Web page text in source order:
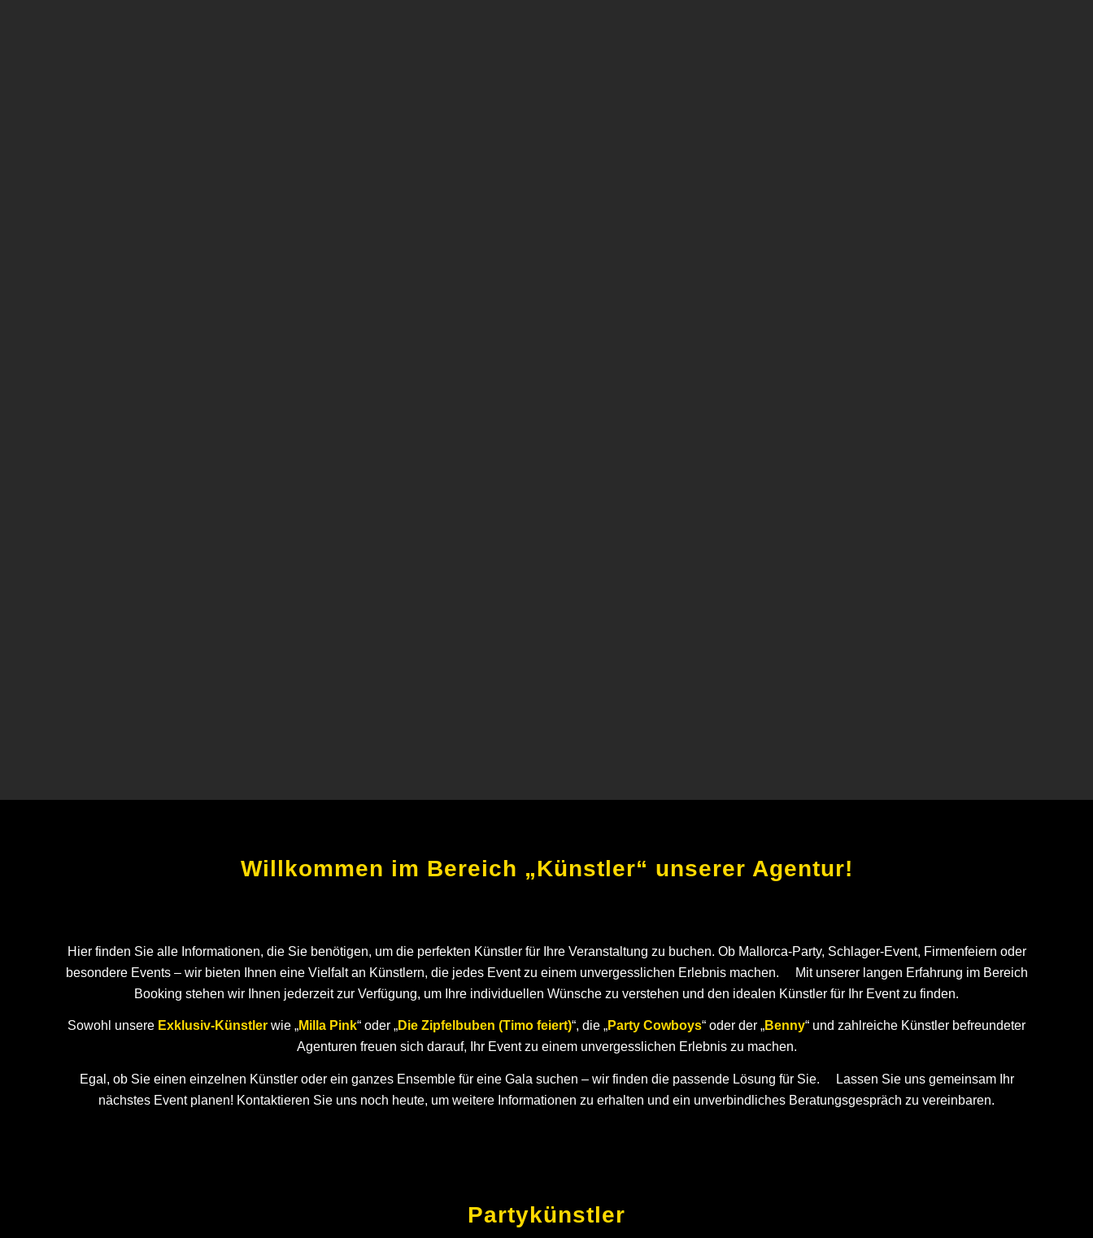
Willkommen im Bereich „Künstler“ unserer Agentur!
Hier finden Sie alle Informationen, die Sie benötigen, um die perfekten Künstler für Ihre Veranstaltung zu buchen. Ob Mallorca-Party, Schlager-Event, Firmenfeiern oder
besondere Events – wir bieten Ihnen eine Vielfalt an Künstlern, die jedes Event zu einem unvergesslichen Erlebnis machen. Mit unserer langen Erfahrung im Bereich
Booking stehen wir Ihnen jederzeit zur Verfügung, um Ihre individuellen Wünsche zu verstehen und den idealen Künstler für Ihr Event zu finden.
Sowohl unsere Exklusiv-Künstler wie „Milla Pink“ oder „Die Zipfelbuben (Timo feiert)“, die „Party Cowboys“ oder der „Benny“ und zahlreiche Künstler befreundeter
Agenturen freuen sich darauf, Ihr Event zu einem unvergesslichen Erlebnis zu machen.
Egal, ob Sie einen einzelnen Künstler oder ein ganzes Ensemble für eine Gala suchen – wir finden die passende Lösung für Sie. Lassen Sie uns gemeinsam Ihr
nächstes Event planen! Kontaktieren Sie uns noch heute, um weitere Informationen zu erhalten und ein unverbindliches Beratungsgespräch zu vereinbaren.
Partykünstler